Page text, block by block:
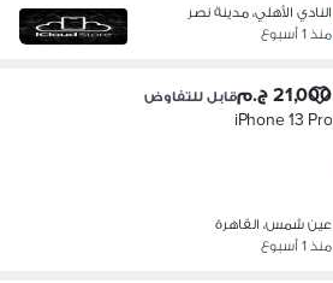
النادي الأهلي، مدينة نصر
منذ 1 أسبوع
21,000 ج.م قابل للتفاوض
iPhone 13 Pro
عين شمس، القاهرة
منذ 1 أسبوع